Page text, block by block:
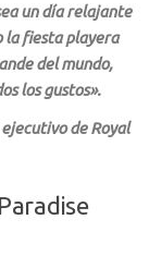
un día relajante
la fiesta playera
del mundo,
los gustos».
de Royal